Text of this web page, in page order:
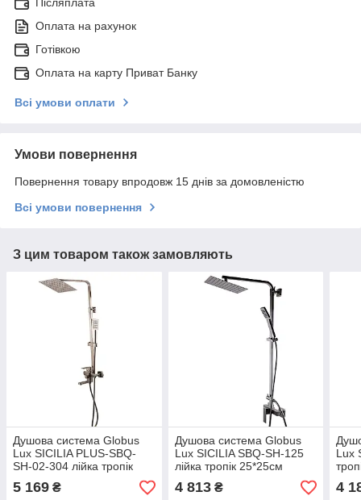
Оплата на рахунок
Готівкою
Оплата на карту Приват Банку
Всі умови оплати
Умови повернення
Повернення товару впродовж 15 днів за домовленістю
Всі умови повернення
З цим товаром також замовляють
Душова система Globus
Lux SICILIA PLUS-SBQ-
SH-02-304 лійка тропік
20*20см змішувач з
виливом нержавіюча
5 169 ₴
Душова система Globus
Lux SICILIA SBQ-SH-125
лійка тропік 25*25см
змішувач без виливу
нержавіюча сталь
4 813₴
Lux
4